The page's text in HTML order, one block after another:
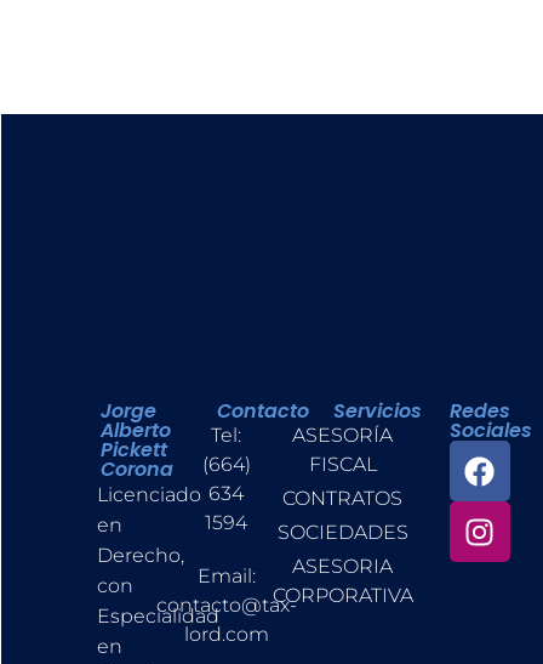
Jorge
Alberto
Pickett
Corona
Licenciado
en
Derecho,
con
Especialidad
en
Contacto
Tel:
(664)
634
1594
Email:
contacto@tax-
lord.com
Servicios
ASESORÍA
FISCAL
CONTRATOS
SOCIEDADES
ASESORIA
CORPORATIVA
Redes
Sociales